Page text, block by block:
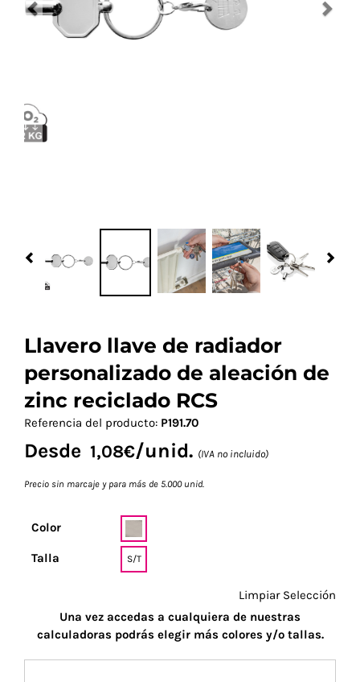
Tecnología
Fabricación
Previous
Llavero llave de radiador
personalizado de aleación de
zinc reciclado RCS
Referencia del producto: P191.70
Desde 1,08€/unid. (IVA no incluido)
Precio sin marcaje y para más de 5.000 unid.
Color
Talla S/T
Limpiar Selección
Una vez accedas a cualquiera de nuestras
calculadoras podrás elegir más colores y/o tallas.